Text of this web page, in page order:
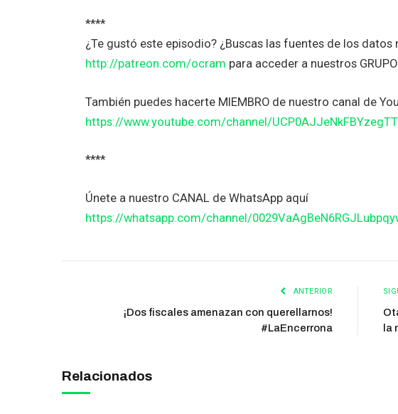
****
¿Te gustó este episodio? ¿Buscas las fuentes de los datos
http://patreon.com/ocram para acceder a nuestros
También puedes hacerte MIEMBRO de nuestro canal de
https://www.youtube.com/channel/
****
Únete a nuestro CANAL de WhatsApp aquí
https://whatsapp.com/channel/
ANTERIOR
¡Dos fiscales amenazan con querellarnos!
#LaEncerrona
la
Relacionados